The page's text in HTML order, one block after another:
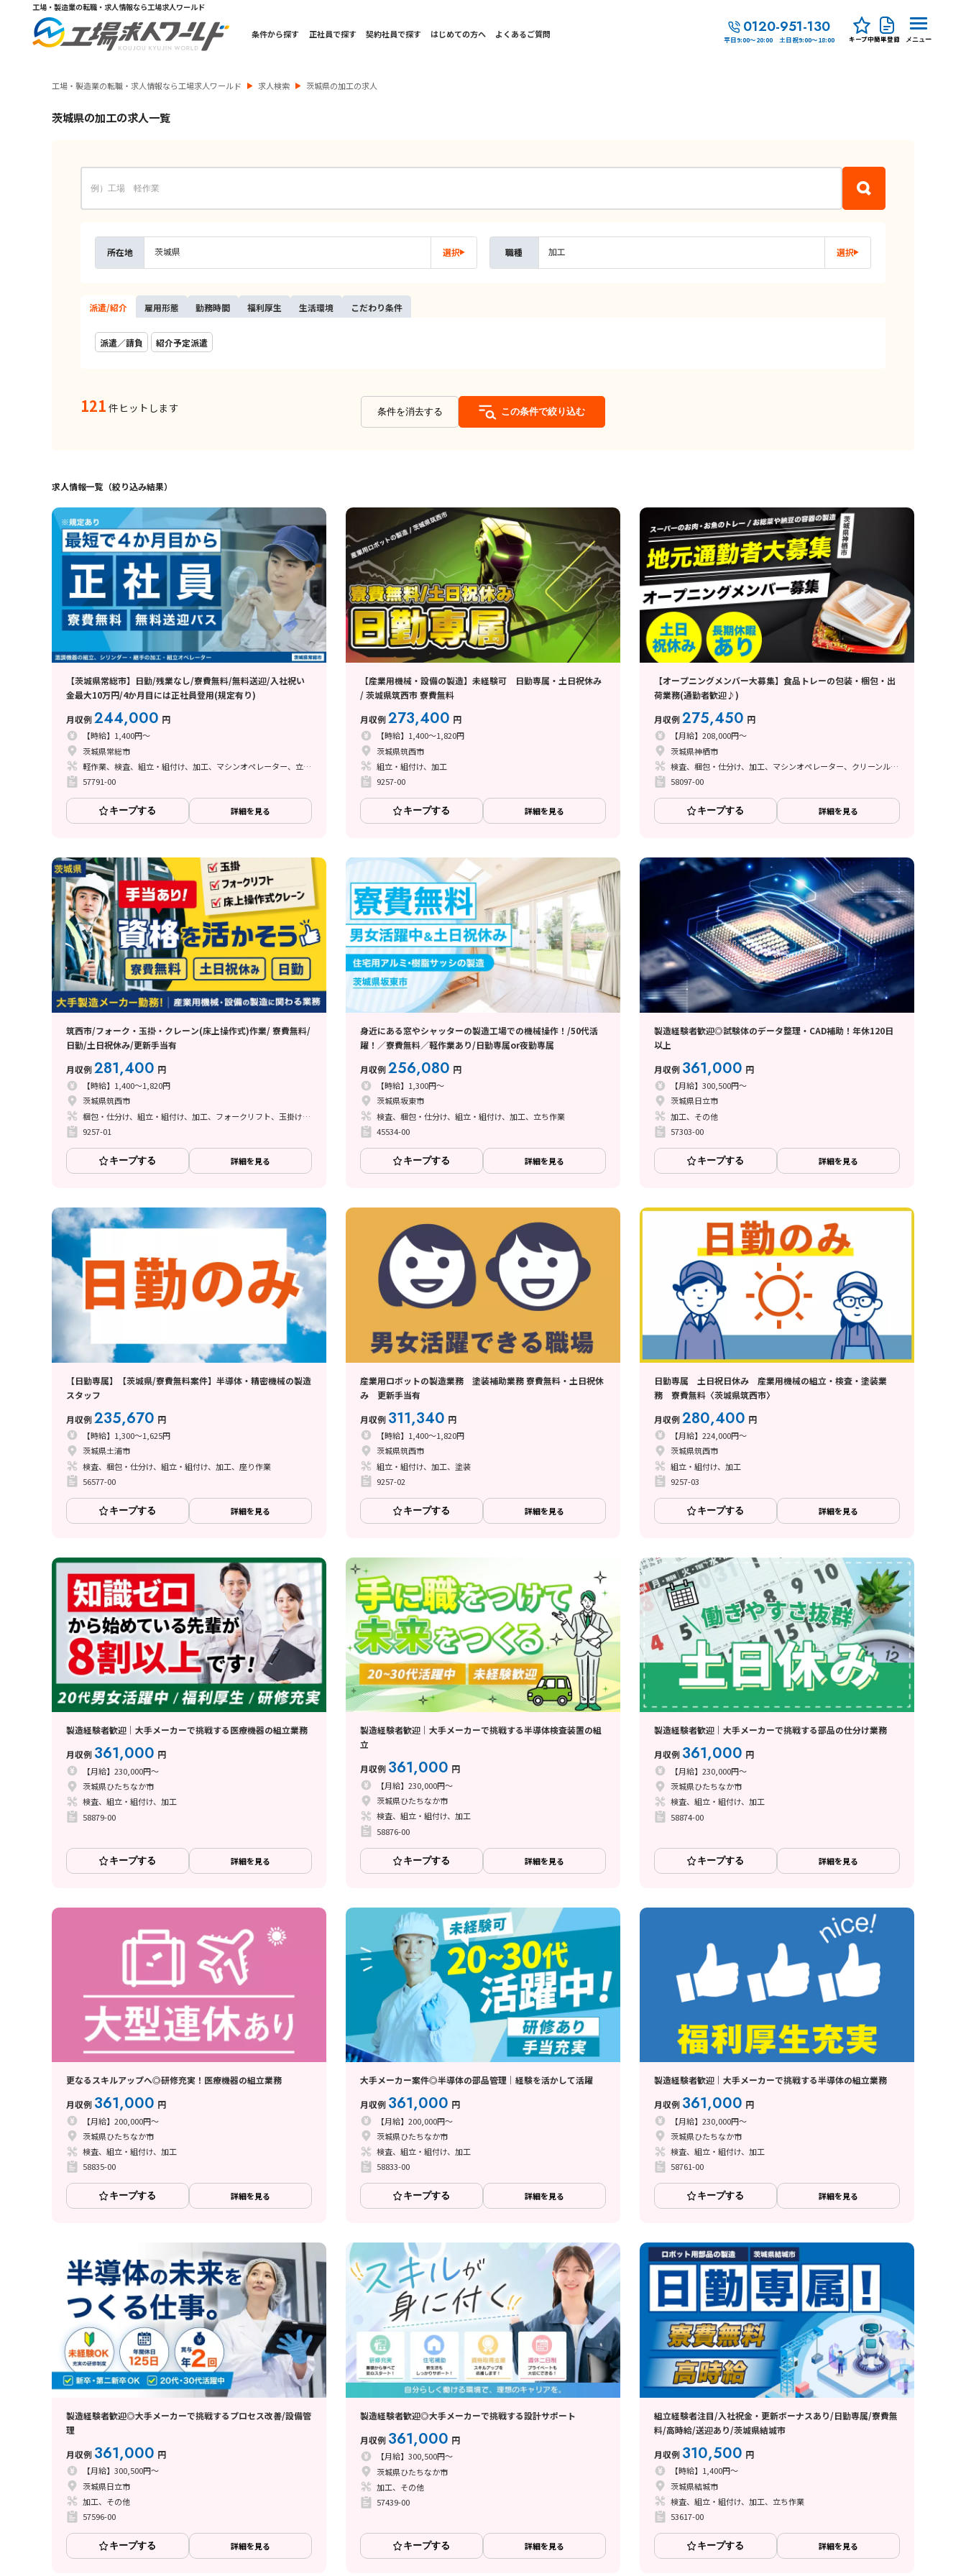
工場・製造業の転職・求人情報なら工場求人ワールド
条件から探す 正社員で探す 契約社員で探す はじめての方へ よくあるご質問 0120-951-130
平日9:00～20:00 土日祝9:00～18:00 キープ中簡単登録 メニュー
工場・製造業の転職・求人情報なら工場求人ワールド 求人検索 茨城県の加工の求人
茨城県の加工の求人一覧
所在地 茨城県 選択 職種 加工 選択
派遣/紹介 雇用形態 勤務時間 福利厚生 生活環境 こだわり条件
派遣／請負 紹介予定派遣
121 件ヒットします 条件を消去する この条件で絞り込む
求人情報一覧（絞り込み結果）
【茨城県常総市】日勤/残業なし/寮費無料/無料送迎/入社祝い
金最大10万円/4か月目には正社員登用(規定有り)
月収例244,000 円
【時給】1,400円～
茨城県常総市
軽作業、検査、組立・組付け、加工、マシンオペレーター、立ち作業、バリ取り
57791-00
キープする 詳細を見る
【産業用機械・設備の製造】未経験可 日勤専属・土日祝休み
/ 茨城県筑西市 寮費無料
月収例273,400 円
【時給】1,400～1,820円
茨城県筑西市
組立・組付け、加工
9257-00
キープする 詳細を見る
【オープニングメンバー大募集】食品トレーの包装・梱包・出
荷業務(通勤者歓迎♪)
月収例275,450 円
【月給】208,000円～
茨城県神栖市
検査、梱包・仕分け、加工、マシンオペレーター、クリーンルーム、立ち作業
58097-00
キープする 詳細を見る
筑西市/フォーク・玉掛・クレーン(床上操作式)作業/ 寮費無料/
日勤/土日祝休み/更新手当有
月収例281,400 円
【時給】1,400～1,820円
茨城県筑西市
梱包・仕分け、組立・組付け、加工、フォークリフト、玉掛け・クレーン
9257-01
キープする 詳細を見る
身近にある窓やシャッターの製造工場での機械操作！/50代活
躍！／寮費無料／軽作業あり/日勤専属or夜勤専属
月収例256,080 円
【時給】1,300円～
茨城県坂東市
検査、梱包・仕分け、組立・組付け、加工、立ち作業
45534-00
キープする 詳細を見る
製造経験者歓迎◎試験体のデータ整理・CAD補助！年休120日
以上
月収例 361,000 円
【月給】300,500円～
茨城県日立市
加工、その他
57303-00
キープする 詳細を見る
【日勤専属】【茨城県/寮費無料案件】半導体・精密機械の製造
スタッフ
月収例235,670 円
【時給】1,300～1,625円
茨城県土浦市
検査、梱包・仕分け、組立・組付け、加工、座り作業
56577-00
キープする 詳細を見る
産業用ロボットの製造業務 塗装補助業務 寮費無料・土日祝休
み 更新手当有
月収例 311,340 円
【時給】1,400～1,820円
茨城県筑西市
組立・組付け、加工、塗装
9257-02
キープする 詳細を見る
日勤専属 土日祝日休み 産業用機械の組立・検査・塗装業
務 寮費無料〈茨城県筑西市〉
月収例280,400 円
【月給】224,000円～
茨城県筑西市
組立・組付け、加工
9257-03
キープする 詳細を見る
製造経験者歓迎｜大手メーカーで挑戦する医療機器の組立業務
月収例 361,000 円
【月給】230,000円～
茨城県ひたちなか市
検査、組立・組付け、加工
58879-00
キープする 詳細を見る
製造経験者歓迎｜大手メーカーで挑戦する半導体検査装置の組
立
月収例 361,000 円
【月給】230,000円～
茨城県ひたちなか市
検査、組立・組付け、加工
58876-00
キープする 詳細を見る
製造経験者歓迎｜大手メーカーで挑戦する部品の仕分け業務
月収例 361,000 円
【月給】230,000円～
茨城県ひたちなか市
検査、組立・組付け、加工
58874-00
キープする 詳細を見る
更なるスキルアップへ◎研修充実！医療機器の組立業務
月収例 361,000 円
【月給】200,000円～
茨城県ひたちなか市
検査、組立・組付け、加工
58835-00
キープする 詳細を見る
大手メーカー案件◎半導体の部品管理｜経験を活かして活躍
月収例 361,000 円
【月給】200,000円～
茨城県ひたちなか市
検査、組立・組付け、加工
58833-00
キープする 詳細を見る
製造経験者歓迎｜大手メーカーで挑戦する半導体の組立業務
月収例 361,000 円
【月給】230,000円～
茨城県ひたちなか市
検査、組立・組付け、加工
58761-00
キープする 詳細を見る
製造経験者歓迎◎大手メーカーで挑戦するプロセス改善/設備管
理
月収例 361,000 円
【月給】300,500円～
茨城県日立市
加工、その他
57596-00
キープする 詳細を見る
製造経験者歓迎◎大手メーカーで挑戦する設計サポート
月収例 361,000 円
【月給】300,500円～
茨城県ひたちなか市
加工、その他
57439-00
キープする 詳細を見る
組立経験者注目/入社祝金・更新ボーナスあり/日勤専属/寮費無
料/高時給/送迎あり/茨城県結城市
月収例 310,500 円
【時給】1,400円～
茨城県結城市
検査、組立・組付け、加工、立ち作業
53617-00
キープする 詳細を見る